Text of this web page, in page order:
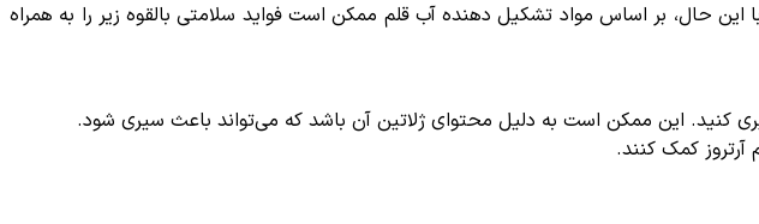
حال، بر اساس مواد تشکیل دهنده آب قلم ممکن است فواید سلامتی بالقوه زیر را به همراه
کنید. این ممکن است به دلیل محتوای ژلاتین آن باشد که می‌تواند باعث سیری شود.
کمک کنند.